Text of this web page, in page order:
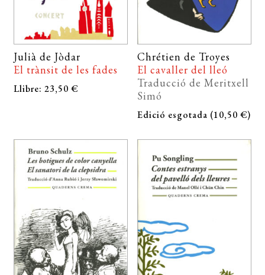
Julià de Jòdar
El trànsit de les fades
Llibre: 23,50 €
Chrétien de Troyes
El cavaller del lleó
Traducció de Meritxell
Simó
Edició esgotada (10,50 €)